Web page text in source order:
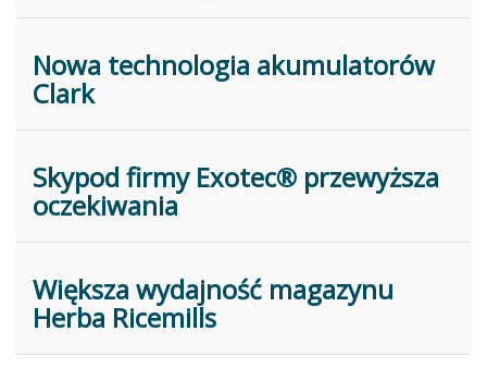
Nowa technologia akumulatorów
Clark
Skypod firmy Exotec® przewyższa
oczekiwania
Większa wydajność magazynu
Herba Ricemills